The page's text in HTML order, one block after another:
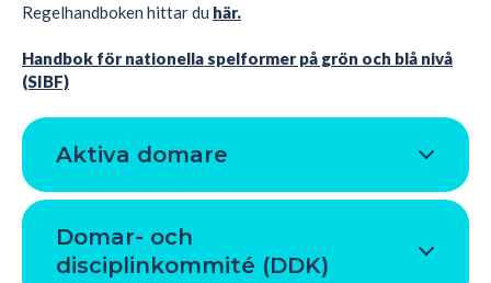
Regelhandboken hittar du här.
Handbok för nationella spelformer på grön och blå nivå
(SIBF)
Aktiva domare
Domar- och
disciplinkommité (DDK)